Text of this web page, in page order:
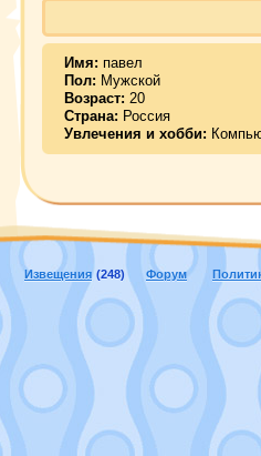
Имя: павел
Пол: Мужской
Возраст: 20
Страна: Россия
Увлечения и хобби:
Извещения (248) Форум